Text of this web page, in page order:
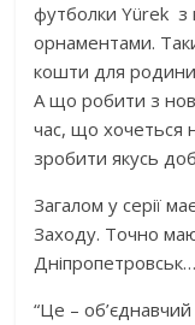
футболки Yürek з
орнаментами.
кошти для
А що робити з
час, що хочеться
зробити якусь
Загалом у серії
Заходу. Точно
Дніпропетровськ…
“Це –